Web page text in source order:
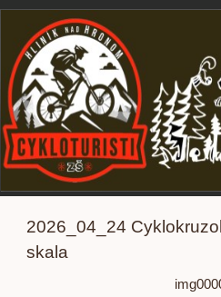
2026_04_24
skala